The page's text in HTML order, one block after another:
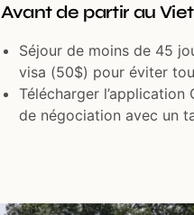
Avant de partir au
Séjour de moins de 45
visa (50$) pour éviter
Télécharger l’application
de négociation avec un